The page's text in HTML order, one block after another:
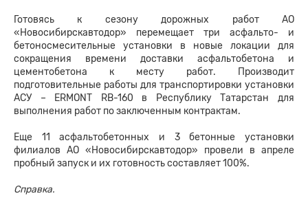
Готовясь к сезону дорожных работ АО
«Новосибирскавтодор» перемещает три асфальто- и
бетоносмесительные установки в новые локации для
сокращения времени доставки асфальтобетона и
цементобетона к месту работ. Производит
подготовительные работы для транспортировки установки
АСУ – ERMONT RB-160 в Республику Татарстан для
выполнения работ по заключенным контрактам.
Еще 11 асфальтобетонных и 3 бетонные установки
филиалов АО «Новосибирскавтодор» провели в апреле
пробный запуск и их готовность составляет 100%.
Справка.